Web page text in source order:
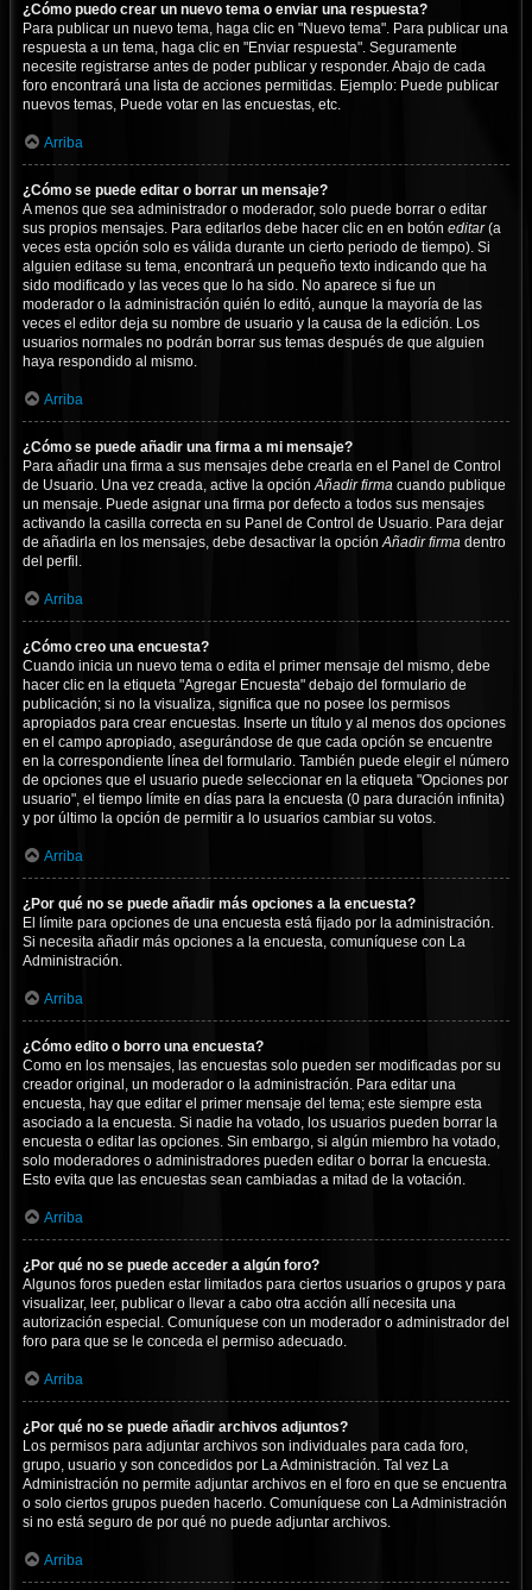
¿Cómo puedo crear un nuevo tema o enviar una respuesta?
Para publicar un nuevo tema, haga clic en "Nuevo tema". Para publicar una
respuesta a un tema, haga clic en "Enviar respuesta". Seguramente
necesite registrarse antes de poder publicar y responder. Abajo de cada
foro encontrará una lista de acciones permitidas. Ejemplo: Puede publicar
nuevos temas, Puede votar en las encuestas, etc.
Arriba
¿Cómo se puede editar o borrar un mensaje?
A menos que sea administrador o moderador, solo puede borrar o editar
sus propios mensajes. Para editarlos debe hacer clic en en botón editar(a
veces esta opción solo es válida durante un cierto periodo de tiempo). Si
alguien editase su tema, encontrará un pequeño texto indicando que ha
sido modificado y las veces que lo ha sido. No aparece si fue un
moderador o la administración quién lo editó, aunque la mayoría de las
veces el editor deja su nombre de usuario y la causa de la edición. Los
usuarios normales no podrán borrar sus temas después de que alguien
haya respondido al mismo.
Arriba
¿Cómo se puede añadir una firma a mi mensaje?
Para añadir una firma a sus mensajes debe crearla en el Panel de Control
de Usuario. Una vez creada, active la opciónAñadir firma cuando publique
un mensaje. Puede asignar una firma por defecto a todos sus mensajes
activando la casilla correcta en su Panel de Control de Usuario. Para dejar
de añadirla en los mensajes, debe desactivar la opciónAñadir firma dentro
del perfil.
Arriba
¿Cómo creo una encuesta?
Cuando inicia un nuevo tema o edita el primer mensaje del mismo, debe
hacer clic en la etiqueta "Agregar Encuesta" debajo del formulario de
publicación; si no la visualiza, significa que no posee los permisos
apropiados para crear encuestas. Inserte un título y al menos dos opciones
en el campo apropiado, asegurándose de que cada opción se encuentre
en la correspondiente línea del formulario. También puede elegir el número
de opciones que el usuario puede seleccionar en la etiqueta "Opciones por
usuario", el tiempo límite en días para la encuesta (0 para duración infinita)
y por último la opción de permitir a lo usuarios cambiar su votos.
Arriba
¿Por qué no se puede añadir más opciones a la encuesta?
El límite para opciones de una encuesta está fijado por la administración.
Si necesita añadir más opciones a la encuesta, comuníquese con La
Administración.
Arriba
¿Cómo edito o borro una encuesta?
Como en los mensajes, las encuestas solo pueden ser modificadas por su
creador original, un moderador o la administración. Para editar una
encuesta, hay que editar el primer mensaje del tema; este siempre esta
asociado a la encuesta. Si nadie ha votado, los usuarios pueden borrar la
encuesta o editar las opciones. Sin embargo, si algún miembro ha votado,
solo moderadores o administradores pueden editar o borrar la encuesta.
Esto evita que las encuestas sean cambiadas a mitad de la votación.
Arriba
¿Por qué no se puede acceder a algún foro?
Algunos foros pueden estar limitados para ciertos usuarios o grupos y para
visualizar, leer, publicar o llevar a cabo otra acción allí necesita una
autorización especial. Comuníquese con un moderador o administrador del
foro para que se le conceda el permiso adecuado.
Arriba
¿Por qué no se puede añadir archivos adjuntos?
Los permisos para adjuntar archivos son individuales para cada foro,
grupo, usuario y son concedidos por La Administración. Tal vez La
Administración no permite adjuntar archivos en el foro en que se encuentra
o solo ciertos grupos pueden hacerlo. Comuníquese con La Administración
si no está seguro de por qué no puede adjuntar archivos.
Arriba